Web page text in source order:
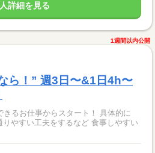
詳細を見る
1週間以内公開
ら！” 週3日〜&1日4h〜
仕事からスタート！ 具体的に